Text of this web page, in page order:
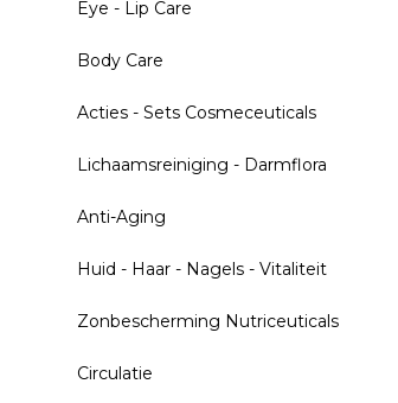
Eye - Lip Care
Body Care
Acties - Sets Cosmeceuticals
Lichaamsreiniging - Darmflora
Anti-Aging
Huid - Haar - Nagels - Vitaliteit
Zonbescherming Nutriceuticals
Circulatie